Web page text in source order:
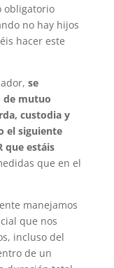
obligatorio
no hay hijos
hacer este
se
de mutuo
custodia y
el siguiente
que estáis
que en el
manejamos
que nos
incluso del
de un